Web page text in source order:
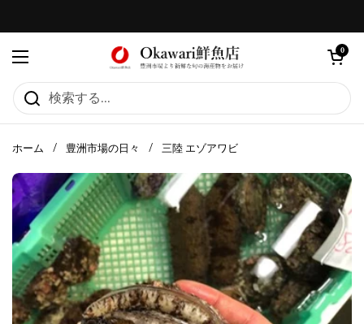
メニューを開く
カートを
0
ホーム / 豊洲市場の日々 / 三陸 エゾアワビ